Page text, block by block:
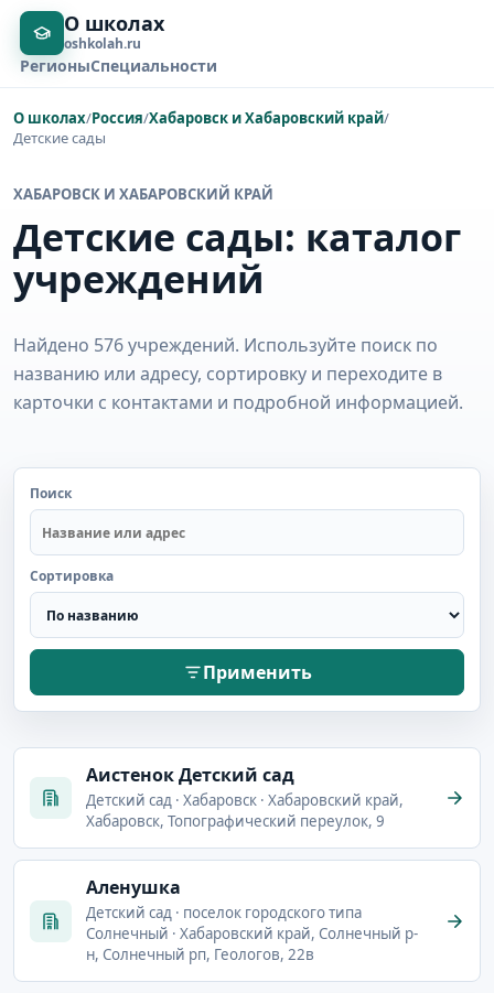
О школах
oshkolah.ru
РегионыСпециальности
О школах/Россия/Хабаровск и Хабаровский край/
Детские сады
ХАБАРОВСК И ХАБАРОВСКИЙ КРАЙ
Детские сады: каталог
учреждений
Найдено 576 учреждений. Используйте поиск по
названию или адресу, сортировку и переходите в
карточки с контактами и подробной информацией.
Поиск
Сортировка
Применить
Аистенок Детский сад
Детский сад · Хабаровск · Хабаровский край,
Хабаровск, Топографический переулок, 9
Аленушка
Детский сад · поселок городского типа
Солнечный · Хабаровский край, Солнечный р-
н, Солнечный рп, Геологов, 22в